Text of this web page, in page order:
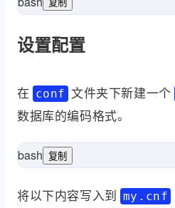
复制
设置配置
在 conf 文件夹下新建一个
数据库的编码格式。
bash 复制
将以下内容写入到 my.cnf